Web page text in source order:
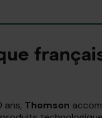
ans, Thomson